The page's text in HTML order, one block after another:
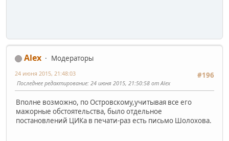
Alex
Модераторы
#196
24 июня 2015, 21:48:03
Последнее редактирование: 24 июня 2015, 21:50:58 от Alex
Вполне возможно, по Островскому,учитывая все его
мажорные обстоятельства, было отдельное
постановлений ЦИКа в печати-раз есть письмо Шолохова.